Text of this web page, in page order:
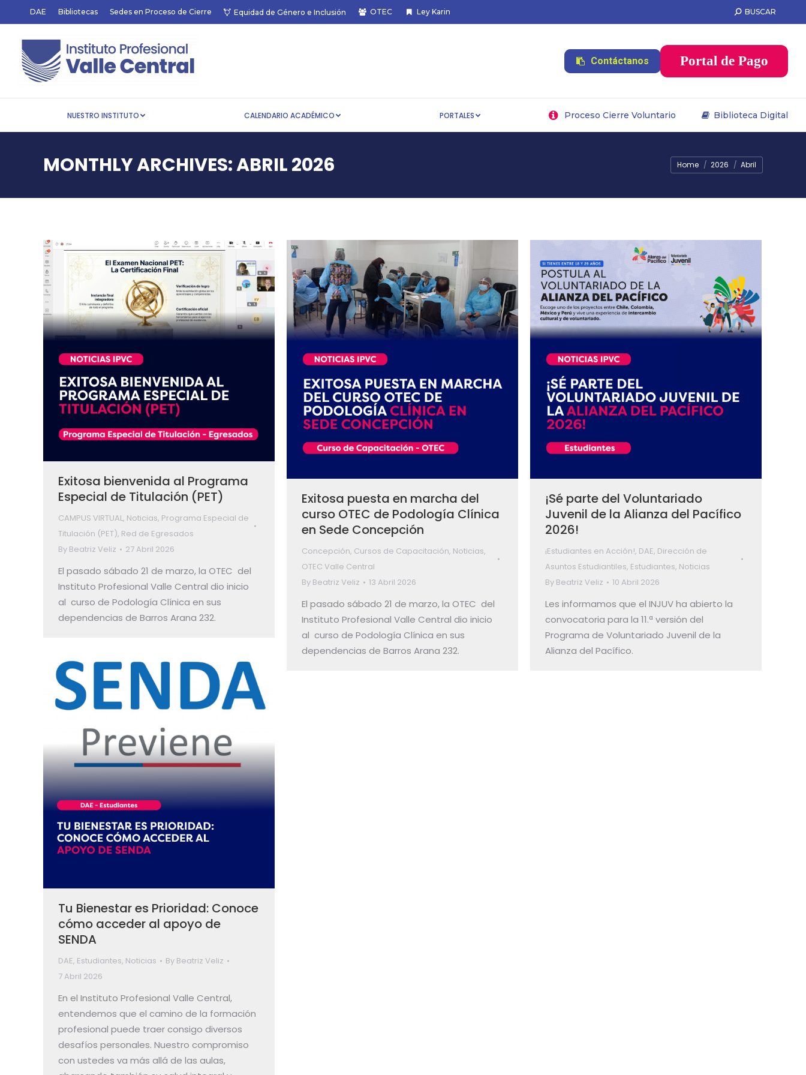
DAE Bibliotecas Sedes en Proceso de Cierre Equidad de Género e Inclusión OTEC Ley Karin BUSCAR
Contáctanos Portal de Pago
NUESTRO INSTITUTO CALENDARIO ACADÉMICO PORTALES Proceso Cierre Voluntario Biblioteca Digital
MONTHLY ARCHIVES:ABRIL 2026 You are here:
Home 2026 Abril
Exitosa bienvenida al Programa
Especial de Titulación (PET)
CAMPUS VIRTUAL, Noticias, Programa Especial de
Titulación (PET), Red de Egresados
By Beatriz Veliz 27 Abril 2026
El pasado sábado 21 de marzo, la OTEC del
Instituto Profesional Valle Central dio inicio
al curso de Podología Clínica en sus
dependencias de Barros Arana 232.
Exitosa puesta en marcha del
curso OTEC de Podología Clínica
en Sede Concepción
Concepción, Cursos de Capacitación, Noticias,
OTEC Valle Central
By Beatriz Veliz 13 Abril 2026
El pasado sábado 21 de marzo, la OTEC del
Instituto Profesional Valle Central dio inicio
al curso de Podología Clínica en sus
dependencias de Barros Arana 232.
¡Sé parte del Voluntariado
Juvenil de la Alianza del Pacífico
2026!
¡Estudiantes en Acción!, DAE, Dirección de
Asuntos Estudiantiles, Estudiantes, Noticias
By Beatriz Veliz 10 Abril 2026
Les informamos que el INJUV ha abierto la
convocatoria para la 11.ª versión del
Programa de Voluntariado Juvenil de la
Alianza del Pacífico.
Tu Bienestar es Prioridad: Conoce
cómo acceder al apoyo de
SENDA
DAE, Estudiantes, Noticias By Beatriz Veliz
7 Abril 2026
En el Instituto Profesional Valle Central,
entendemos que el camino de la formación
profesional puede traer consigo diversos
desafíos personales. Nuestro compromiso
con ustedes va más allá de las aulas,
NUESTRO INSTITUTO CALENDARIO ACADÉMICO PORTALES Proceso Cierre Voluntario Biblioteca Digital